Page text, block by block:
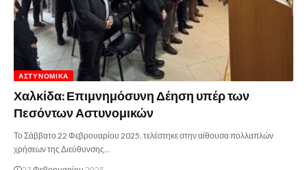
ΑΣΤΥΝΟΜΙΚΆ
Χαλκίδα: Επιμνημόσυνη Δέηση υπέρ των
Πεσόντων Αστυνομικών
Το Σάββατο 22 Φεβρουαρίου 2025, τελέστηκε στην αίθουσα πολλαπλών
χρήσεων της Διεύθυνσης…